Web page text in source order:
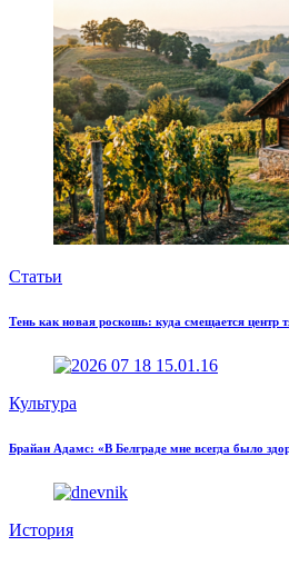
Статьи
Тень как новая роскошь: куда смещается центр
Культура
Брайан Адамс: «В Белграде мне всегда было
История